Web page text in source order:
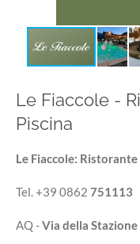
Le Fiaccole -
Piscina
Le Fiaccole:
Tel. +39 0862 751113
AQ -Via della Stazione